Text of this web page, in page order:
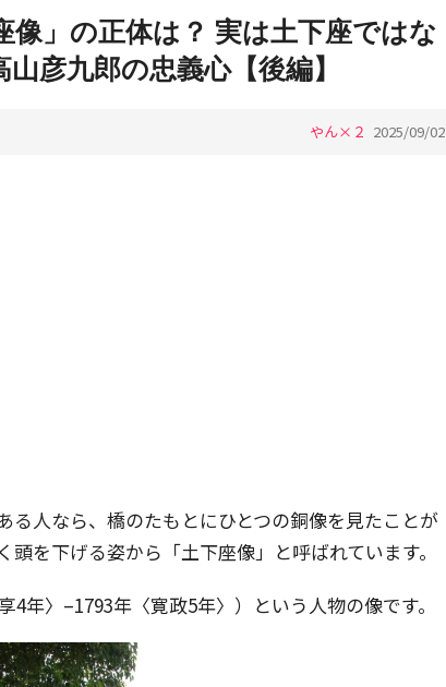
像」の正体は？ 実は土下座ではな
彦九郎の忠義心【後編】
やん×２ 2025/09/02
る人なら、橋のたもとにひとつの銅像を見たことが
を下げる姿から「土下座像」と呼ばれています。
4年〉–1793年〈寛政5年〉）という人物の像です。